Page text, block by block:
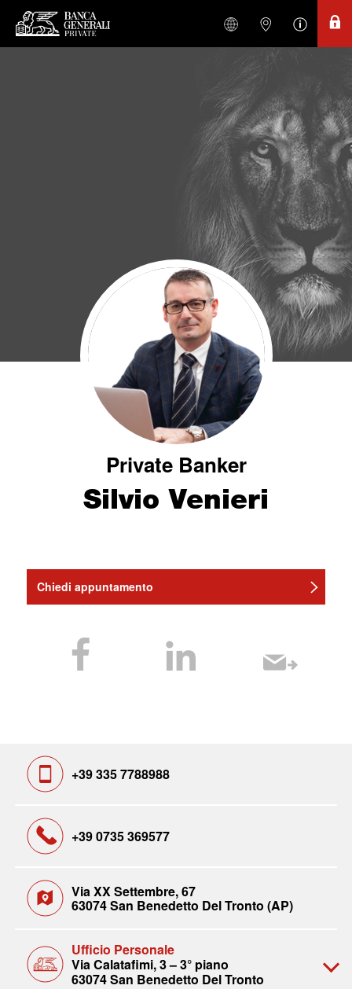
Private Banker
Silvio Venieri
Chiedi appuntamento
+39 335 7788988
+39 0735 369577
Via XX Settembre, 67
63074 San Benedetto Del Tronto (AP)
Ufficio Personale
Via Calatafimi, 3 – 3° piano
63074 San Benedetto Del Tronto